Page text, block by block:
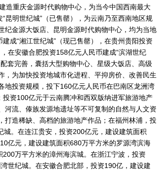
造重庆金源时代购物中心，为当今中国西南最大
昆明世纪城”（已售罄），为云南乃至西南地区规
纪金源大饭店、昆明金源时代购物中心，均为当地
成“湘江世纪城”（现已售罄），在贵州贵阳投资
在安徽合肥投资158亿元人民币建成“滨湖世纪
套完善，囊括大型购物中心、星级大饭店、高级
为加快投资地城市化进程、平抑房价、改善民生
地投资规模，投下160亿元人民币在巴南区龙洲湾
资100亿元于云南腾冲和西双版纳进军旅游地产
流、傣族发源地遗址等不可复制的自然与人文资
打造稀缺、高档的旅游地产作品；在福州林浦，投
。在连江贵安，投资200亿元，建设建筑面积
亿元，建设建筑面积680万平方米的罗源湾滨海
万平方米的漳州海滨城。在浙江宁波，投资
世纪城。在安徽合肥北部，投资190亿，建设建